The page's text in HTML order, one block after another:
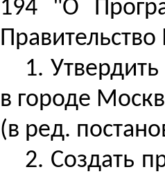
194 "О
1.
в городе
(в ред.
2. Создать